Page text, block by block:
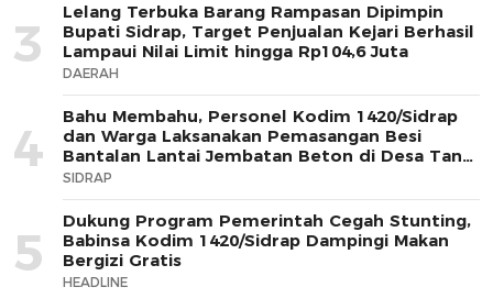
3
Lelang Terbuka Barang Rampasan Dipimpin
Bupati Sidrap, Target Penjualan Kejari Berhasil
Lampaui Nilai Limit hingga Rp104,6 Juta
DAERAH
4
Bahu Membahu, Personel Kodim 1420/Sidrap
dan Warga Laksanakan Pemasangan Besi
Bantalan Lantai Jembatan Beton di Desa Tana
Toro
SIDRAP
5
Dukung Program Pemerintah Cegah Stunting,
Babinsa Kodim 1420/Sidrap Dampingi Makan
Bergizi Gratis
HEADLINE